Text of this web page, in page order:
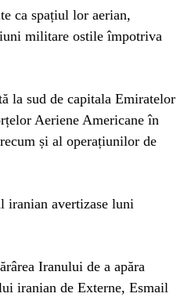
ca spațiul lor aerian,
militare ostile împotriva
la sud de capitala Emiratelor
Aeriene Americane în
și al operațiunilor de
iranian avertizase luni
Iranului de a apăra
iranian de Externe, Esmail